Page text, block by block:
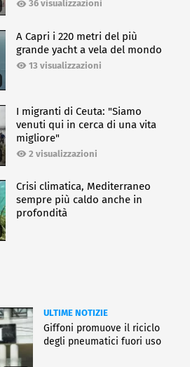
36 visualizzazioni
A Capri i 220 metri del più
grande yacht a vela del mondo
13 visualizzazioni
I migranti di Ceuta: "Siamo
venuti qui in cerca di una vita
migliore"
2 visualizzazioni
Crisi climatica, Mediterraneo
sempre più caldo anche in
profondità
ULTIME NOTIZIE
Giffoni promuove il riciclo
degli pneumatici fuori uso